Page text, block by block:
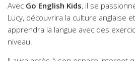
Avec Go English Kids, il se
Lucy, découvrira la culture anglaise
apprendra la langue avec des
niveau.